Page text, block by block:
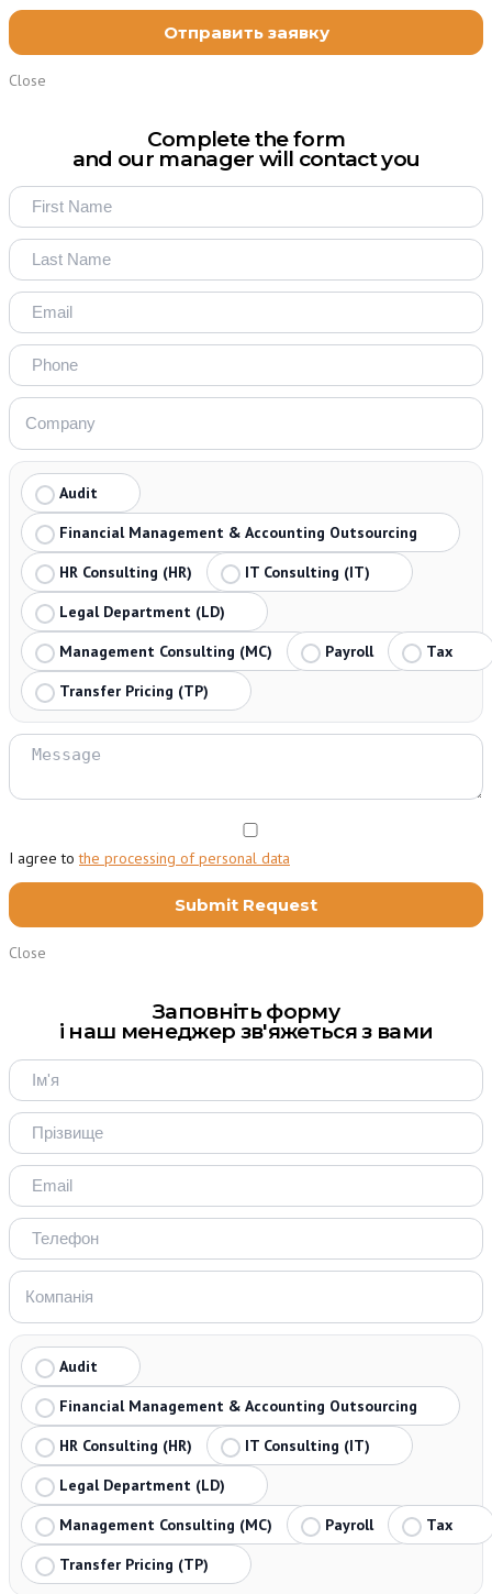
Close
Complete the form
and our manager will contact you
Audit
Financial Management & Accounting Outsourcing
HR Consulting (HR)
IT Consulting (IT)
Legal Department (LD)
Management Consulting (MC)
Payroll
Tax
Transfer Pricing (TP)
I agree tothe processing of personal data
Close
Заповніть форму
і наш менеджер зв'яжеться з вами
Audit
Financial Management & Accounting Outsourcing
HR Consulting (HR)
IT Consulting (IT)
Legal Department (LD)
Management Consulting (MC)
Payroll
Tax
Transfer Pricing (TP)